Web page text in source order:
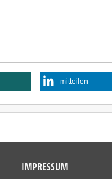
mitteilen
IMPRESSUM